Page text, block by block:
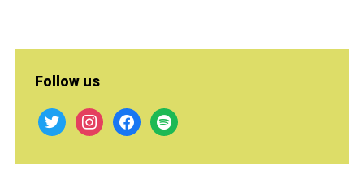
Follow us
twitter instagramfacebook
spotify